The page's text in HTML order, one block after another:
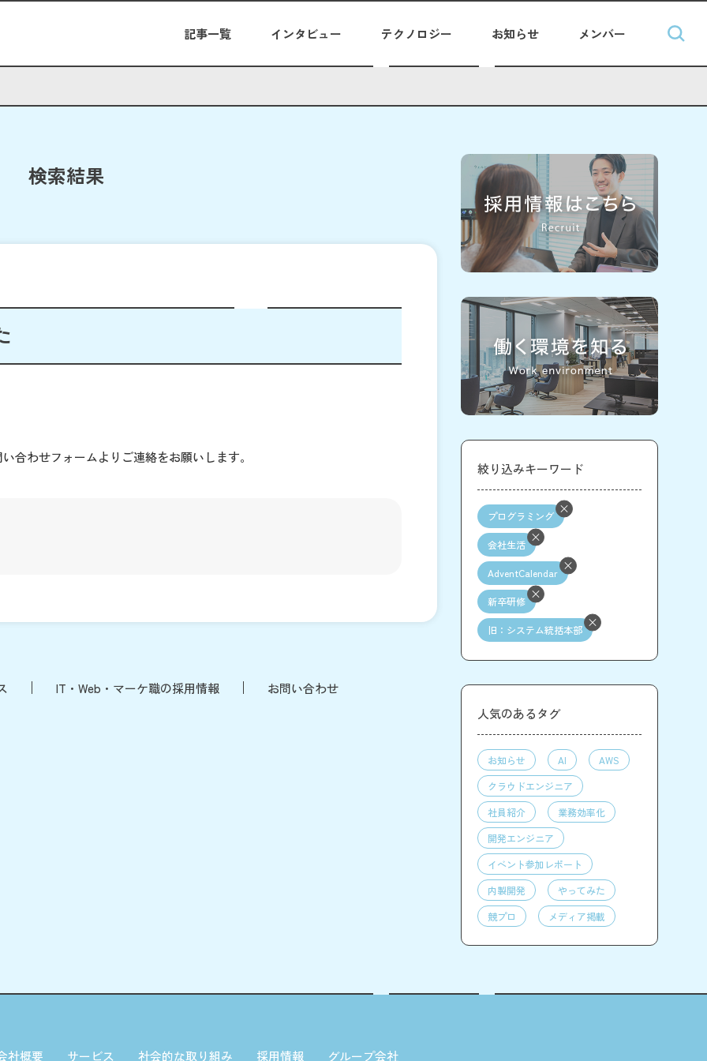
記事一覧 インタビュー テクノロジー お知らせ メンバー
検索結果
合わせフォームよりご連絡をお願いします。
IT・Web・マーケ職の採用情報 お問い合わせ
絞り込みキーワード
プログラミング
会社生活
AdventCalendar
新卒研修
旧：システム統括本部
人気のあるタグ
お知らせ AI
AWS
クラウドエンジニア
社員紹介
業務効率化
開発エンジニア
イベント参加レポート
内製開発
やってみた
競プロ
メディア掲載
社概要 サービス 社会的な取り組み 採用情報 グループ会社